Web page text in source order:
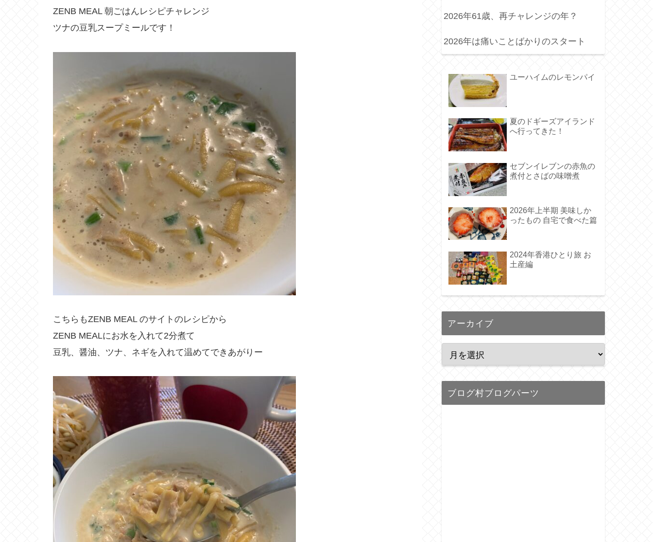
ZENB MEAL 朝ごはんレシピチャレンジ
ツナの豆乳スープミールです！
こちらもZENB MEAL のサイトのレシピから
ZENB MEALにお水を入れて2分煮て
豆乳、醤油、ツナ、ネギを入れて温めてできあがりー
2026年61歳、再チャレンジの年？
2026年は痛いことばかりのスタート
ユーハイムのレモンパイ
夏のドギーズアイランド
へ行ってきた！
セブンイレブンの赤魚の
煮付とさばの味噌煮
2026年上半期 美味しか
ったもの 自宅で食べた篇
2024年香港ひとり旅 お
土産編
アーカイブ
ブログ村ブログパーツ